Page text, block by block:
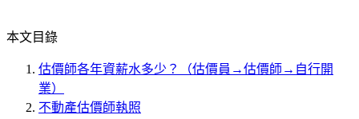
本文目錄
估價師各年資薪水多少？（估價員→估價師→自行開
業）
不動產估價師執照